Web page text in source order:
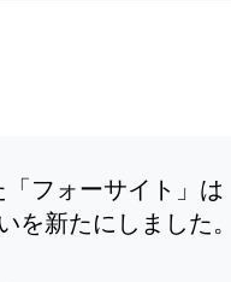
フォーサイト」は
を新たにしました。